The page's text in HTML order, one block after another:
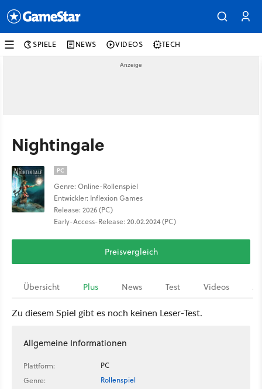
SPIELE NEWS VIDEOS TECH
Nightingale
PC
Genre: Online-Rollenspiel
Entwickler: Inflexion Games
Release: 2026 (PC)
Early-Access-Release: 20.02.2024 (PC)
Preisvergleich
Übersicht Plus News Test Videos
Zu diesem Spiel gibt es noch keinen Leser-Test.
Allgemeine Informationen
Plattform:
PC
Genre:
Rollenspiel